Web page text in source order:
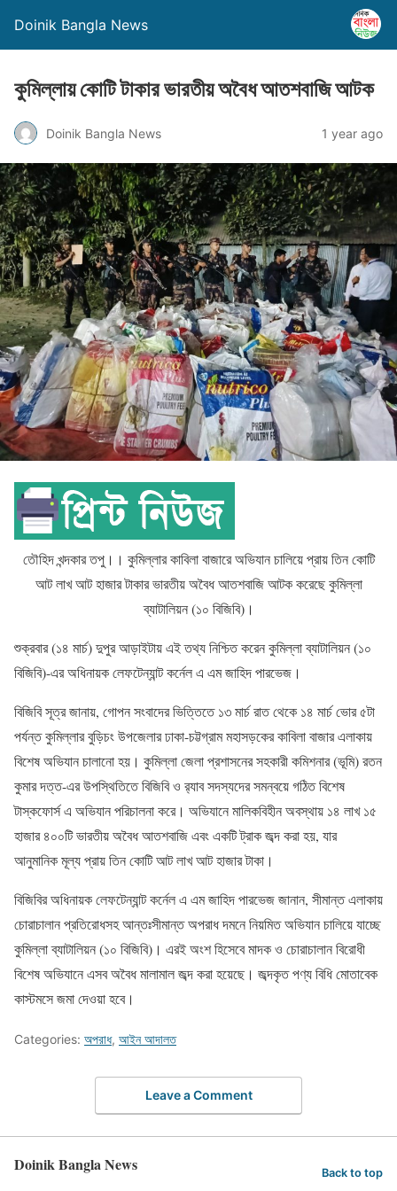
Doinik Bangla News
কুমিল্লায় কোটি টাকার ভারতীয় অবৈধ আতশবাজি আটক
Doinik Bangla News 1 year ago
তৌহিদ খন্দকার তপু।। কুমিল্লার কাবিলা বাজারে অভিযান চালিয়ে প্রায় তিন কোটি
আট লাখ আট হাজার টাকার ভারতীয় অবৈধ আতশবাজি আটক করেছে কুমিল্লা
ব্যাটালিয়ন (১০ বিজিবি)।
শুক্রবার (১৪ মার্চ) দুপুর আড়াইটায় এই তথ্য নিশ্চিত করেন কুমিল্লা ব্যাটালিয়ন (১০
বিজিবি)-এর অধিনায়ক লেফটেন্যান্ট কর্নেল এ এম জাহিদ পারভেজ।
বিজিবি সূত্র জানায়, গোপন সংবাদের ভিত্তিতে ১৩ মার্চ রাত থেকে ১৪ মার্চ ভোর ৫টা
পর্যন্ত কুমিল্লার বুড়িচং উপজেলার ঢাকা-চট্টগ্রাম মহাসড়কের কাবিলা বাজার এলাকায়
বিশেষ অভিযান চালানো হয়। কুমিল্লা জেলা প্রশাসনের সহকারী কমিশনার (ভূমি) রতন
কুমার দত্ত-এর উপস্থিতিতে বিজিবি ও র‍্যাব সদস্যদের সমন্বয়ে গঠিত বিশেষ
টাস্কফোর্স এ অভিযান পরিচালনা করে। অভিযানে মালিকবিহীন অবস্থায় ১৪ লাখ ১৫
হাজার ৪০০টি ভারতীয় অবৈধ আতশবাজি এবং একটি ট্রাক জব্দ করা হয়, যার
আনুমানিক মূল্য প্রায় তিন কোটি আট লাখ আট হাজার টাকা।
বিজিবির অধিনায়ক লেফটেন্যান্ট কর্নেল এ এম জাহিদ পারভেজ জানান, সীমান্ত এলাকায়
চোরাচালান প্রতিরোধসহ আন্তঃসীমান্ত অপরাধ দমনে নিয়মিত অভিযান চালিয়ে যাচ্ছে
কুমিল্লা ব্যাটালিয়ন (১০ বিজিবি)। এরই অংশ হিসেবে মাদক ও চোরাচালান বিরোধী
বিশেষ অভিযানে এসব অবৈধ মালামাল জব্দ করা হয়েছে। জব্দকৃত পণ্য বিধি মোতাবেক
কাস্টমসে জমা দেওয়া হবে।
Categories: অপরাধ, আইন আদালত
Leave a Comment
Doinik Bangla News Back to top